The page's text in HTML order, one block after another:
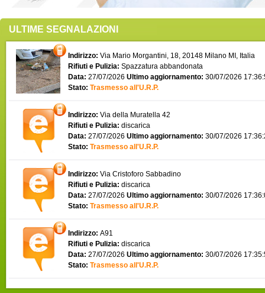
ULTIME SEGNALAZIONI
Indirizzo: Via Mario Morgantini, 18, 20148 Milano MI, Italia
Rifiuti e Pulizia: Spazzatura abbandonata
Data: 27/07/2026 Ultimo aggiornamento: 30/07/2026
Stato: Trasmesso all'U.R.P.
Indirizzo: Via della Muratella 42
Rifiuti e Pulizia: discarica
Data: 27/07/2026 Ultimo aggiornamento: 30/07/2026
Stato: Trasmesso all'U.R.P.
Indirizzo: Via Cristoforo Sabbadino
Rifiuti e Pulizia: discarica
Data: 27/07/2026 Ultimo aggiornamento: 30/07/2026
Stato: Trasmesso all'U.R.P.
Indirizzo: A91
Rifiuti e Pulizia: discarica
Data: 27/07/2026 Ultimo aggiornamento: 30/07/2026
Stato: Trasmesso all'U.R.P.